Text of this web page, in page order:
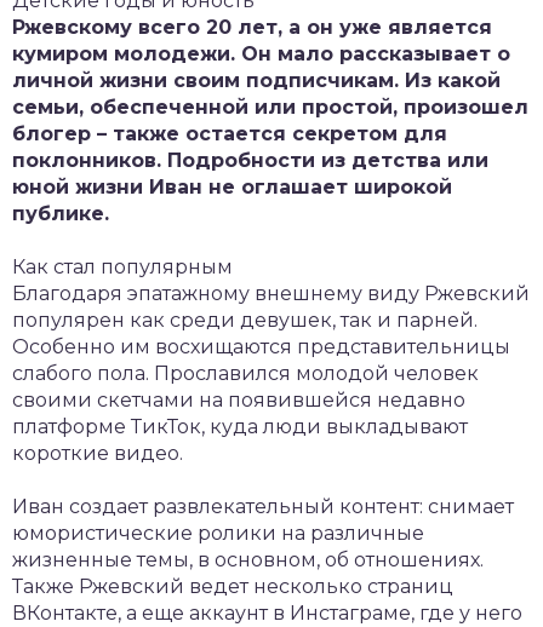
Ржевскому всего 20 лет, а он уже является
кумиром молодежи. Он мало рассказывает о
личной жизни своим подписчикам. Из какой
семьи, обеспеченной или простой, произошел
блогер – также остается секретом для
поклонников. Подробности из детства или
юной жизни Иван не оглашает широкой
публике.
Как стал популярным
Благодаря эпатажному внешнему виду Ржевский
популярен как среди девушек, так и парней.
Особенно им восхищаются представительницы
слабого пола. Прославился молодой человек
своими скетчами на появившейся недавно
платформе ТикТок, куда люди выкладывают
короткие видео.
Иван создает развлекательный контент: снимает
юмористические ролики на различные
жизненные темы, в основном, об отношениях.
Также Ржевский ведет несколько страниц
ВКонтакте, а еще аккаунт в Инстаграме, где у него